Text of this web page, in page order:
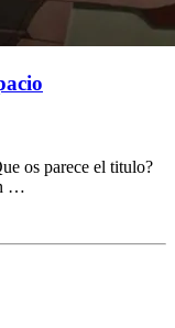
os parece el titulo?
…